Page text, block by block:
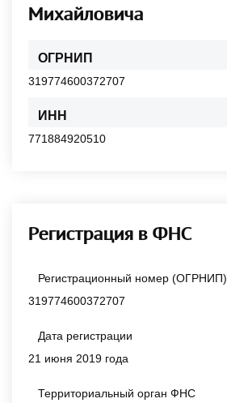
Михайловича
ОГРНИП
319774600372707
ИНН
771884920510
Регистрация в ФНС
Регистрационный номер (ОГРНИП)
319774600372707
Дата регистрации
21 июня 2019 года
Территориальный орган ФНС